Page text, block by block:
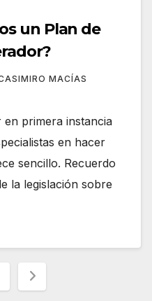
un Plan de
MACÍAS
primera instancia
en hacer
sencillo. Recuerdo
la legislación sobre